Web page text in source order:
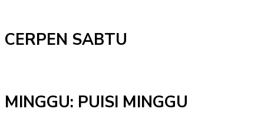
CERPEN SABTU
MINGGU: PUISI MINGGU